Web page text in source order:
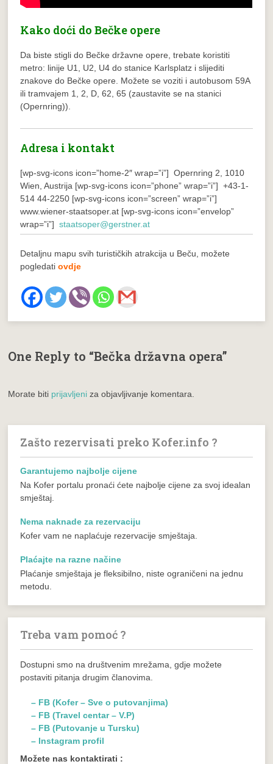
Kako doći do Bečke opere
Da biste stigli do Bečke državne opere, trebate koristiti
metro: linije U1, U2, U4 do stanice Karlsplatz i slijediti
znakove do Bečke opere. Možete se voziti i autobusom 59A
ili tramvajem 1, 2, D, 62, 65 (zaustavite se na stanici
(Opernring)).
Adresa i kontakt
[wp-svg-icons icon=”home-2″ wrap=”i”] Opernring 2, 1010
Wien, Austrija [wp-svg-icons icon=”phone” wrap=”i”] +43-1-
514 44-2250 [wp-svg-icons icon=”screen” wrap=”i”]
www.wiener-staatsoper.at [wp-svg-icons icon=”envelop”
wrap=”i”]staatsoper@gerstner.at
Detaljnu mapu svih turističkih atrakcija u Beču, možete
pogledatiovdje
One Reply to “Bečka državna opera”
Morate biti prijavljeni za objavljivanje komentara.
Zašto rezervisati preko Kofer.info ?
Garantujemo najbolje cijene
Na Kofer portalu pronaći ćete najbolje cijene za svoj idealan
smještaj.
Nema naknade za rezervaciju
Kofer vam ne naplaćuje rezervacije smještaja.
Plaćajte na razne načine
Plaćanje smještaja je fleksibilno, niste ograničeni na jednu
metodu.
Treba vam pomoć ?
Dostupni smo na društvenim mrežama, gdje možete
postaviti pitanja drugim članovima.
– FB (Kofer – Sve o putovanjima)
– FB (Travel centar – V.P)
– FB (Putovanje u Tursku)
– Instagram profil
Možete nas kontaktirati :